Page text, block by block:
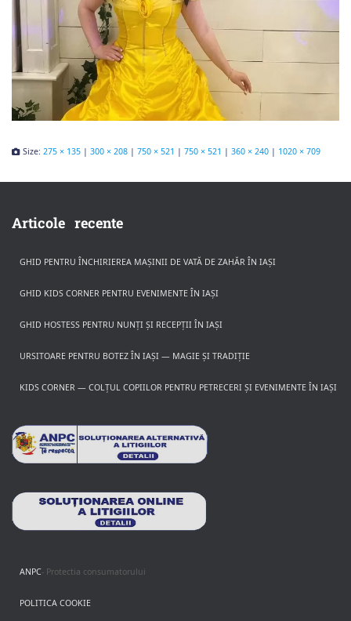
Size: 275 × 135 | 300 × 208 | 750 × 521 | 750 × 521 | 360 × 240 | 1020 × 709
Articole recente
GHID PENTRU ÎNCHIRIEREA MAȘINII DE VATĂ DE ZAHĂR ÎN IAȘI
GHID KIDS CORNER PENTRU EVENIMENTE ÎN IAȘI
GHID HOSTESS PENTRU NUNȚI ȘI RECEPȚII ÎN IAȘI
URSITOARE PENTRU BOTEZ ÎN IAȘI — MAGIE ȘI TRADIȚIE
KIDS CORNER — COLȚUL COPIILOR PENTRU PETRECERI ȘI EVENIMENTE ÎN IAȘI
ANPC- Protectia consumatorului
POLITICA COOKIE